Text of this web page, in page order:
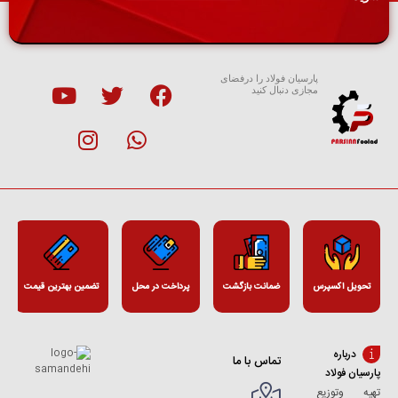
پارسیان فولاد را درفضای
مجازی دنبال کنید
تحویل اکسپرس ضمانت بازگشت پرداخت در محل تضمین بهترین قیمت
درباره
پارسیان فولاد
تهیه وتوزیع
تماس با ما